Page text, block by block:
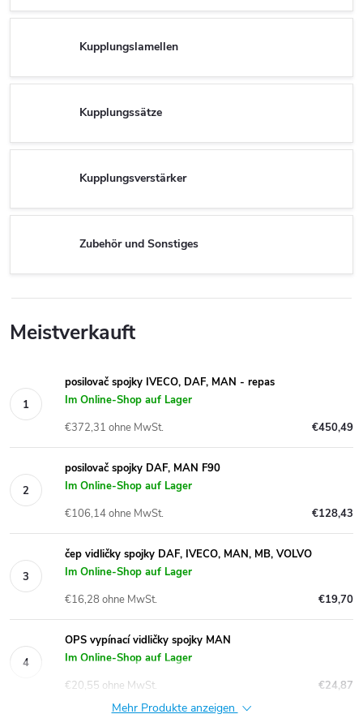
Kupplungslamellen
Kupplungssätze
Kupplungsverstärker
Zubehör und Sonstiges
Meistverkauft
posilovač spojky IVECO, DAF, MAN - repas
Im Online-Shop auf Lager
€450,49
€372,31 ohne MwSt.
posilovač spojky DAF, MAN F90
Im Online-Shop auf Lager
€128,43
€106,14 ohne MwSt.
čep vidličky spojky DAF, IVECO, MAN, MB, VOLVO
Im Online-Shop auf Lager
€19,70
€16,28 ohne MwSt.
OPS vypínací vidličky spojky MAN
Im Online-Shop auf Lager
€24,87
€20,55 ohne MwSt.
Mehr Produkte anzeigen